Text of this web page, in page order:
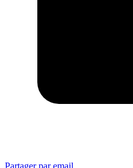
Partager par email